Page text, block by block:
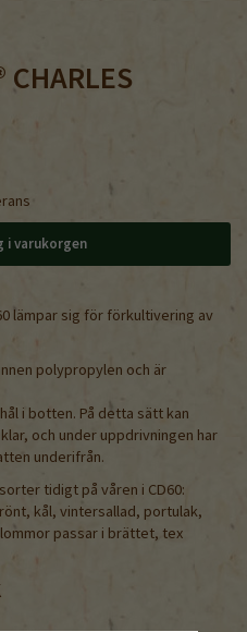
CHARLES
i varukorgen
lämpar sig för förkultivering av
polypropylen och är
i botten. På detta sätt kan
och under uppdrivningen har
underifrån.
tidigt på våren i CD60:
kål, vintersallad, portulak,
passar i brättet, tex